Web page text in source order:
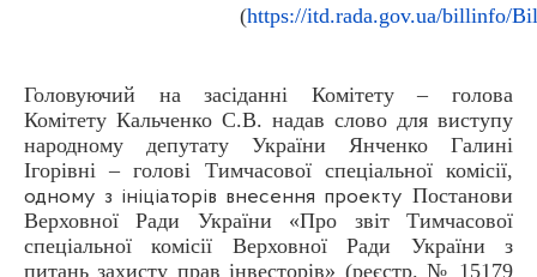
(https://itd.rada.gov.ua/billinfo/
Головуючий на засіданні Комітету – голова
Комітету Кальченко С.В. надав слово для виступу
народному депутату України Янченко Галині
Ігорівні – голові Тимчасової спеціальної комісії,
одному з ініціаторів внесення проекту Постанови
Верховної Ради України «Про звіт Тимчасової
спеціальної комісії Верховної Ради України з
питань захисту прав інвесторів» (реєстр. № 15179